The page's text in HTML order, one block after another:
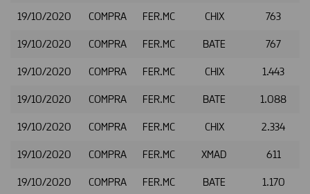
19/10/2020 COMPRA FER.MC CHIX 763
19/10/2020 COMPRA FER.MC BATE 767
19/10/2020 COMPRA FER.MC CHIX 1.443
19/10/2020 COMPRA FER.MC BATE 1.088
19/10/2020 COMPRA FER.MC CHIX 2.334
19/10/2020 COMPRA FER.MC XMAD 611
19/10/2020 COMPRA FER.MC BATE 1.170